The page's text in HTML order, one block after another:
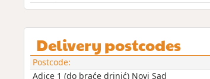
Delivery postcodes
Postcode:
Adice 1 (do braće drinić) Novi Sad